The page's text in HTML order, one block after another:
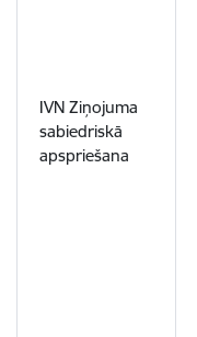
IVN Ziņojuma
sabiedriskā
apspriešana